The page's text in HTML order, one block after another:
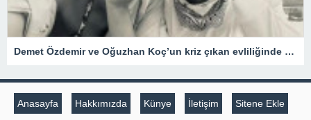
Demet Özdemir ve Oğuzhan Koç’un kriz çıkan evliliğinde şaşırtan gelişme
Anasayfa Hakkımızda Künye İletişim Sitene Ekle